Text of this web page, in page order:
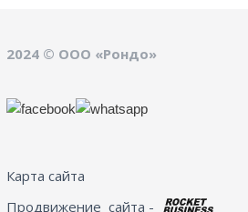
2024 © ООО «Рондо»
Карта сайта
Продвижение сайта -